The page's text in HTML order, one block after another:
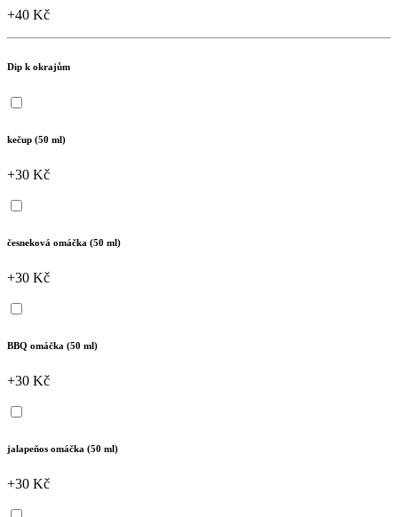
+40 Kč
Dip k okrajům
kečup (50 ml)
+30 Kč
česneková omáčka (50 ml)
+30 Kč
BBQ omáčka (50 ml)
+30 Kč
jalapeňos omáčka (50 ml)
+30 Kč